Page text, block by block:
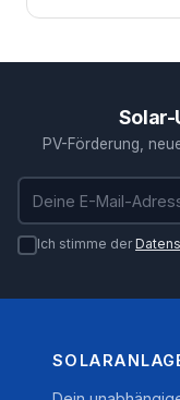
Solar-
PV-Förderung,
Ich stimme der